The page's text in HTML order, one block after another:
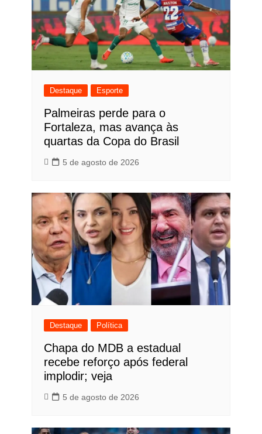
Destaque Esporte
Palmeiras perde para o
Fortaleza, mas avança às
quartas da Copa do Brasil
5 de agosto de 2026
Destaque Política
Chapa do MDB a estadual
recebe reforço após federal
implodir; veja
5 de agosto de 2026